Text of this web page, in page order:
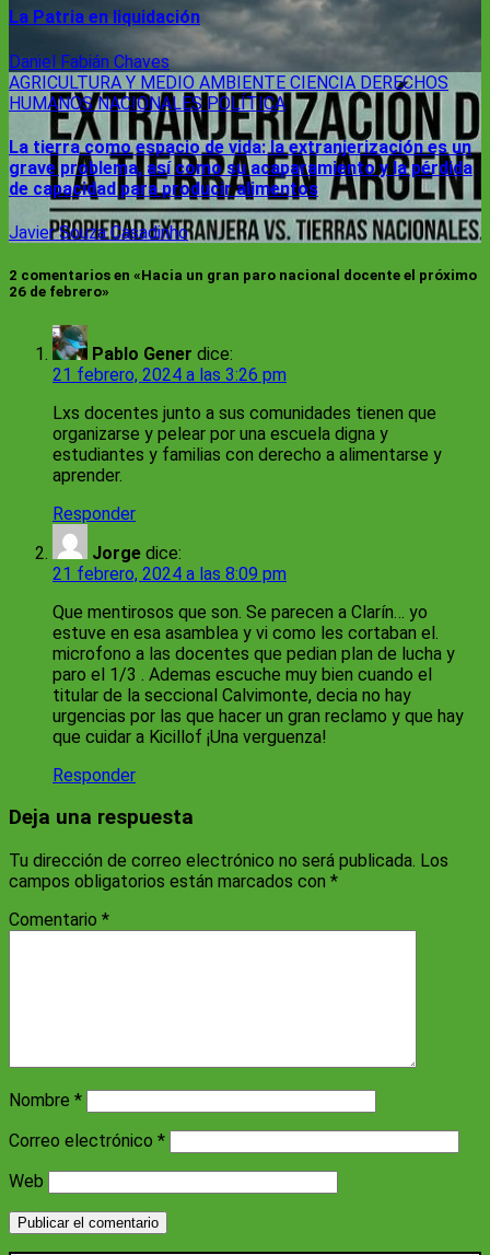
La Patria en liquidación
Daniel Fabián Chaves
AGRICULTURA Y MEDIO AMBIENTE CIENCIA DERECHOS
HUMANOSNACIONALES POLÍTICA
La tierra como espacio de vida: la extranjerización es un
grave problema, así como su acaparamiento y la pérdida
de capacidad para producir alimentos
Javier Souza Casadinho
2 comentarios en «Hacia un gran paro nacional docente el próximo
26 de febrero»
Pablo Gener dice:
21 febrero, 2024 a las 3:26 pm
Lxs docentes junto a sus comunidades tienen que
organizarse y pelear por una escuela digna y
estudiantes y familias con derecho a alimentarse y
aprender.
Responder
Jorge dice:
21 febrero, 2024 a las 8:09 pm
Que mentirosos que son. Se parecen a Clarín… yo
estuve en esa asamblea y vi como les cortaban el.
microfono a las docentes que pedian plan de lucha y
paro el 1/3 . Ademas escuche muy bien cuando el
titular de la seccional Calvimonte, decia no hay
urgencias por las que hacer un gran reclamo y que hay
que cuidar a Kicillof ¡Una verguenza!
Responder
Deja una respuesta
Tu dirección de correo electrónico no será publicada. Los
campos obligatorios están marcados con *
Comentario *
Nombre *
Correo electrónico *
Web